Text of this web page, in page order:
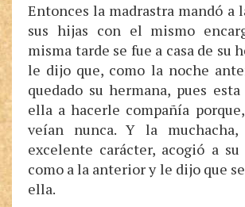
Entonces la madrastra mandó a
sus hijas con el mismo
misma tarde se fue a casa de su
le dijo que, como la noche
quedado su hermana, pues
ella a hacerle compañía
veían nunca. Y la
excelente carácter, acogió a su
como a la anterior y le dijo que
ella.